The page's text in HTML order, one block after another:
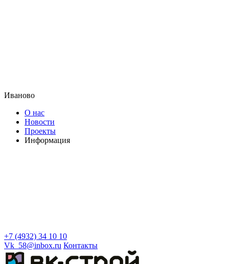
Иваново
О нас
Новости
Проекты
Информация
+7 (4932) 34 10 10
Vk_58@inbox.ru Контакты